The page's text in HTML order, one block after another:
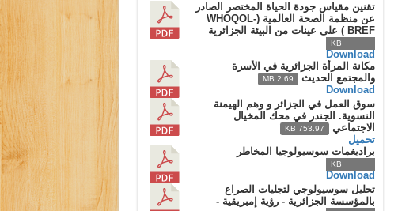
تقنين مقياس جودة الحياة المختصر الصادر
عن منظمة الصحة العالمية (WHOQOL-
BREF ) على عينات من البيئة الجزائرية
Download
مكانة المرأة الجزائرية في الأسرة
والمجتمع الحديث 2.69 MB
Download
سوق العمل في الجزائر و وهم الهيمنة
النسوية. الجندر في محك المخيال
الاجتماعي 753.97 KB
تحميل
براديغمات سوسيولوجيا المخاطر
Download
تحليل سوسيولوجي لتجليات الصراع
بالمؤسسة الجزائرية - رؤية إمبريقية -